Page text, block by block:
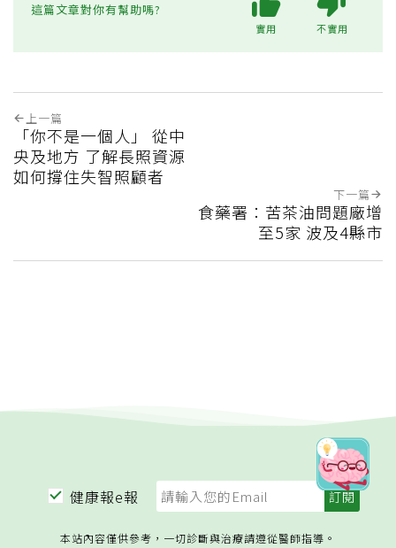
這篇文章對你有幫助嗎?
實用 不實用
上一篇
「你不是一個人」 從中
央及地方 了解長照資源
如何撐住失智照顧者
下一篇
食藥署：苦茶油問題廠增
至5家 波及4縣市
健康報e報
本站內容僅供參考，一切診斷與治療請遵從醫師指導。